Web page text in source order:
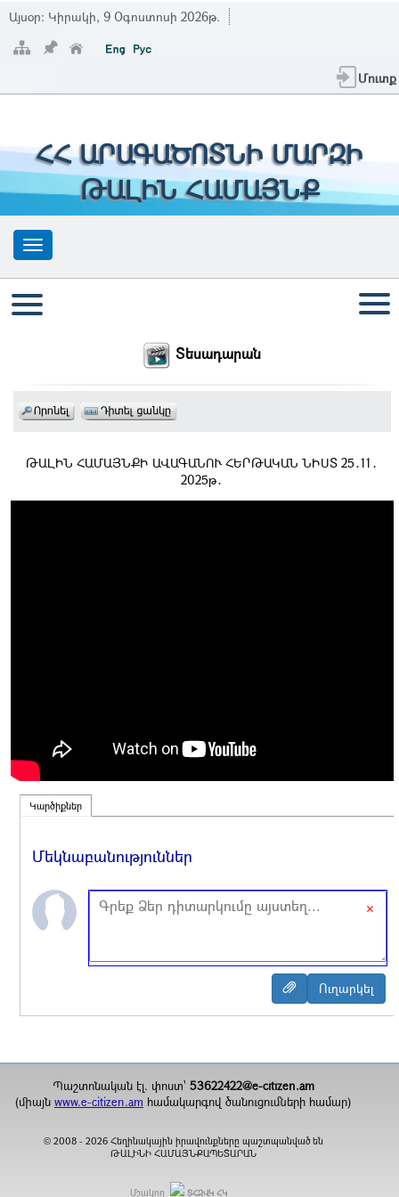
Այսօր: Կիրակի, 9 Օգոստոսի 2026թ.
Մուտք
ՀՀ ԱՐԱԳԱԾՈՏՆԻ ՄԱՐԶԻ
ԹԱԼԻՆ ՀԱՄԱՅՆՔ
Տեսադարան
ԹԱԼԻՆ ՀԱՄԱՅՆՔԻ ԱՎԱԳԱՆՈՒ ՀԵՐԹԱԿԱՆ ՆԻՍՏ 25․11․
2025թ․
Կարծիքներ
Մեկնաբանություններ
×
Պաշտոնական էլ. փոստ` 53622422@e-citizen.am
(միայնwww.e-citizen.am համակարգով ծանուցումների համար)
©2008 - 2026 Հեղինակային իրավունքները պաշտպանված են
ԹԱԼԻՆԻ ՀԱՄԱՅՆՔԱՊԵՏԱՐԱՆ
Մշակող ՏՀԶՎԿ ՀԿ